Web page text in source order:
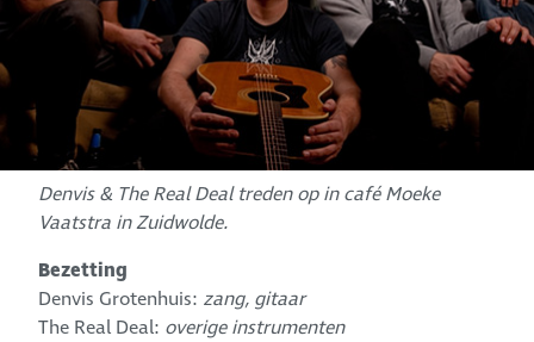
Denvis & The Real Deal treden op in café Moeke
Vaatstra in Zuidwolde.
Bezetting
Denvis Grotenhuis: zang, gitaar
The Real Deal: overige instrumenten